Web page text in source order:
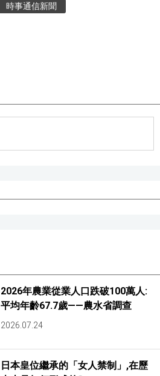
時事通信新聞
2026年農業從業人口跌破100萬人:
平均年齡67.7歲——農水省調查
2026.07.24
日本皇位繼承的「女人禁制」,在歷